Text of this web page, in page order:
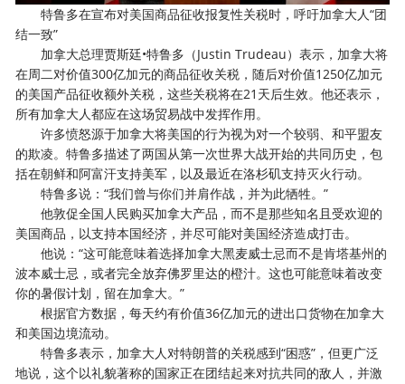
特鲁多在宣布对美国商品征收报复性关税时，呼吁加拿大人“团
结一致”
加拿大总理贾斯廷•特鲁多（Justin Trudeau）表示，加拿大将
在周二对价值300亿加元的商品征收关税，随后对价值1250亿加元
的美国产品征收额外关税，这些关税将在21天后生效。他还表示，
所有加拿大人都应在这场贸易战中发挥作用。
许多愤怒源于加拿大将美国的行为视为对一个较弱、和平盟友
的欺凌。特鲁多描述了两国从第一次世界大战开始的共同历史，包
括在朝鲜和阿富汗支持美军，以及最近在洛杉矶支持灭火行动。
特鲁多说：“我们曾与你们并肩作战，并为此牺牲。”
他敦促全国人民购买加拿大产品，而不是那些知名且受欢迎的
美国商品，以支持本国经济，并尽可能对美国经济造成打击。
他说：“这可能意味着选择加拿大黑麦威士忌而不是肯塔基州的
波本威士忌，或者完全放弃佛罗里达的橙汁。这也可能意味着改变
你的暑假计划，留在加拿大。”
根据官方数据，每天约有价值36亿加元的进出口货物在加拿大
和美国边境流动。
特鲁多表示，加拿大人对特朗普的关税感到“困惑”，但更广泛
地说，这个以礼貌著称的国家正在团结起来对抗共同的敌人，并激